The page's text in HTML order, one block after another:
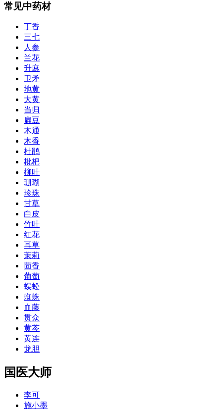
常见中药材
丁香
三七
人参
兰花
升麻
卫矛
地黄
大黄
当归
扁豆
木通
木香
杜鹃
枇杷
柳叶
珊瑚
珍珠
甘草
白皮
竹叶
红花
耳草
茉莉
茴香
葡萄
蜈蚣
蜘蛛
血藤
贯众
黄芩
黄连
龙胆
国医大师
李可
施小墨